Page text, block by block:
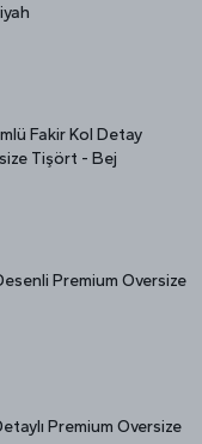
Fakir Kol Detay
Tişört - Bej
Premium Oversize
Premium Oversize